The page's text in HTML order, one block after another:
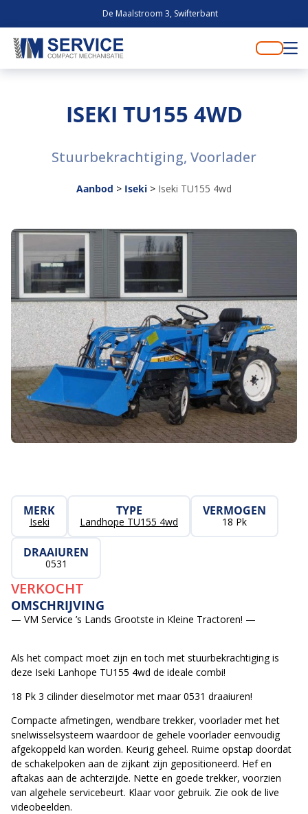
De Maalstroom 3, Swifterbant
ISEKI TU155 4WD
Stuurbekrachtiging, Voorlader
Aanbod > Iseki > Iseki TU155 4wd
MERK
Iseki
TYPE
Landhope TU155 4wd
VERMOGEN
18 Pk
DRAAIUREN
0531
VERKOCHT
OMSCHRIJVING
— VM Service ’s Lands Grootste in Kleine Tractoren! —
Als het compact moet zijn en toch met stuurbekrachtiging is
deze Iseki Lanhope TU155 4wd de ideale combi!
18 Pk 3 cilinder dieselmotor met maar 0531 draaiuren!
Compacte afmetingen, wendbare trekker, voorlader met het
snelwisselsysteem waardoor de gehele voorlader eenvoudig
afgekoppeld kan worden. Keurig geheel. Ruime opstap doordat
de schakelpoken aan de zijkant zijn gepositioneerd. Hef en
aftakas aan de achterzijde. Nette en goede trekker, voorzien
van algehele servicebeurt. Klaar voor gebruik. Zie ook de live
videobeelden.